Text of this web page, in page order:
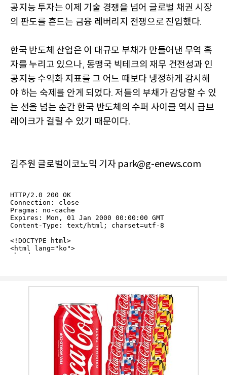
공지능 투자는 이제 기술 경쟁을 넘어 글로벌 채권 시장
의 판도를 흔드는 금융 레버리지 전쟁으로 진입했다.
한국 반도체 산업은 이 대규모 부채가 만들어낸 무역 흑
자를 누리고 있으나, 동맹국 빅테크의 재무 건전성과 인
공지능 수익화 지표를 그 어느 때보다 냉정하게 감시해
야 하는 숙제를 안게 되었다.저들의 부채가 감당할 수 있
는 선을 넘는 순간 한국 반도체의 수퍼 사이클 역시 급브
레이크가 걸릴 수 있기 때문이다.
김주원 글로벌이코노믹 기자 park@g-enews.com